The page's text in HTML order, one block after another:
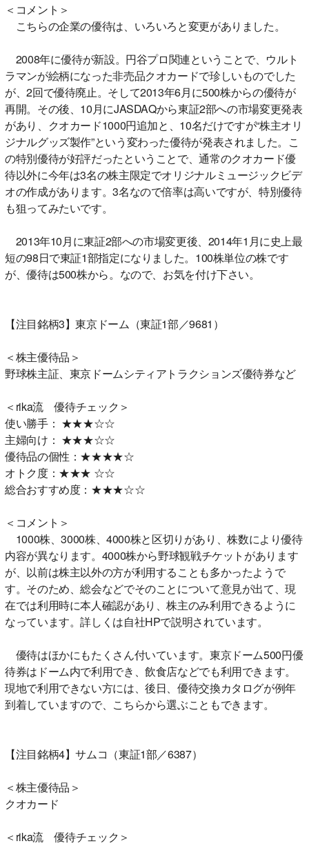
＜コメント＞
こちらの企業の優待は、いろいろと変更がありました。
2008年に優待が新設。円谷プロ関連ということで、ウルト
ラマンが絵柄になった非売品クオカードで珍しいものでした
が、2回で優待廃止。そして2013年6月に500株からの優待が
再開。その後、10月にJASDAQから東証2部への市場変更発表
があり、クオカード1000円追加と、10名だけですが“株主オリ
ジナルグッズ製作”という変わった優待が発表されました。こ
の特別優待が好評だったということで、通常のクオカード優
待以外に今年は3名の株主限定でオリジナルミュージックビデ
オの作成があります。3名なので倍率は高いですが、特別優待
も狙ってみたいです。
2013年10月に東証2部への市場変更後、2014年1月に史上最
短の98日で東証1部指定になりました。100株単位の株です
が、優待は500株から。なので、お気を付け下さい。
【注目銘柄3】東京ドーム（東証1部／9681）
＜株主優待品＞
野球株主証、東京ドームシティアトラクションズ優待券など
＜rika流 優待チェック＞
使い勝手： ★★★☆☆
主婦向け： ★★★☆☆
優待品の個性：★★★★☆
オトク度：★★★ ☆☆
総合おすすめ度：★★★☆☆
＜コメント＞
1000株、3000株、4000株と区切りがあり、株数により優待
内容が異なります。4000株から野球観戦チケットがあります
が、以前は株主以外の方が利用することも多かったようで
す。そのため、総会などでそのことについて意見が出て、現
在では利用時に本人確認があり、株主のみ利用できるように
なっています。詳しくは自社HPで説明されています。
優待はほかにもたくさん付いています。東京ドーム500円優
待券はドーム内で利用でき、飲食店などでも利用できます。
現地で利用できない方には、後日、優待交換カタログが例年
到着していますので、こちらから選ぶこともできます。
【注目銘柄4】サムコ（東証1部／6387）
＜株主優待品＞
クオカード
＜rika流 優待チェック＞